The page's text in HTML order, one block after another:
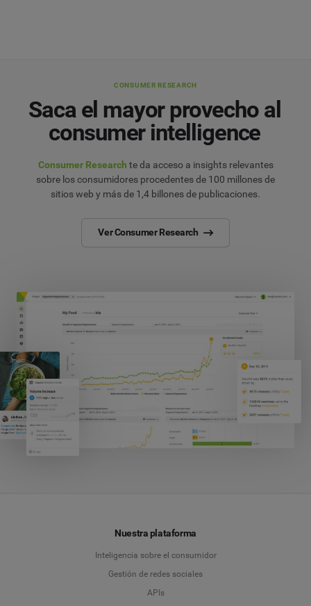
CONSUMER RESEARCH
Saca el mayor provecho al
consumer intelligence
Consumer Research te da acceso a insights relevantes
sobre los consumidores procedentes de 100 millones de
sitios web y más de 1,4 billones de publicaciones.
Ver Consumer Research
Nuestra plataforma
Inteligencia sobre el consumidor
Gestión de redes sociales
APIs